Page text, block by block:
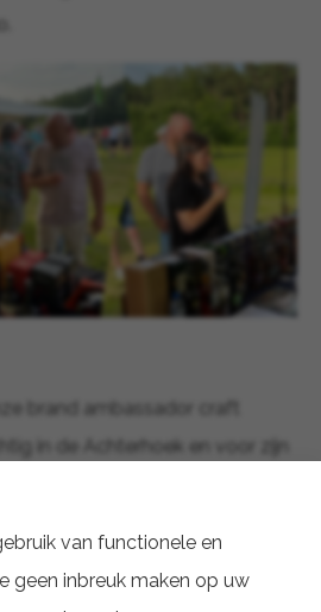
brand ambassador craft
in de Achterhoek en voor zijn
rum meegenomen. Dat
van functionele en
geen inbreuk maken op uw